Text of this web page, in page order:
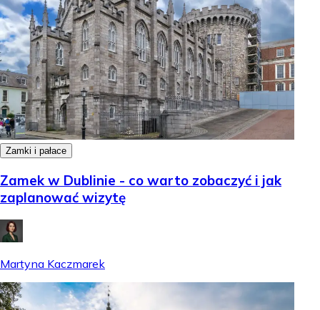
Zamki i pałace
Zamek w Dublinie - co warto zobaczyć i jak
zaplanować wizytę
Martyna Kaczmarek